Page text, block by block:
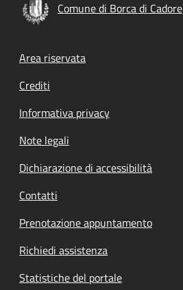
Comune di Borca di Cadore
Footer menu
Area riservata
Crediti
Informativa privacy
Note legali
Dichiarazione di accessibilità
Contatti
Prenotazione appuntamento
Richiedi assistenza
Statistiche del portale